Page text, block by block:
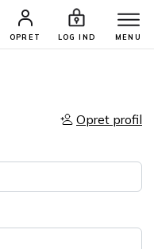
OPRET LOG IND MENU
Opret profil